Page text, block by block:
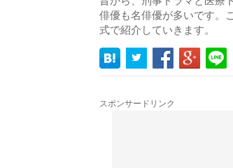
俳優も名俳優が多いです。
式で紹介していきます。
スポンサードリンク